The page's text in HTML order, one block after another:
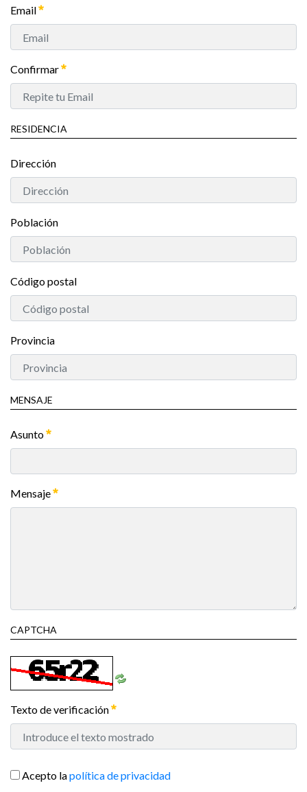
Email
Confirmar
RESIDENCIA
Dirección
Población
Código postal
Provincia
MENSAJE
Asunto
Mensaje
CAPTCHA
Texto de verificación
Acepto lapolítica de privacidad